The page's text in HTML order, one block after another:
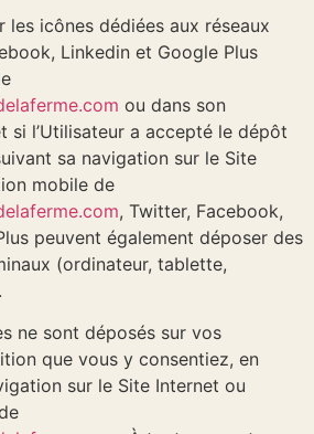
les icônes dédiées aux réseaux
Linkedin et Google Plus
ou dans son
si l’Utilisateur a accepté le dépôt
sa navigation sur le Site
mobile de
, Twitter, Facebook,
peuvent également déposer des
(ordinateur, tablette,
ne sont déposés sur vos
que vous y consentiez, en
sur le Site Internet ou